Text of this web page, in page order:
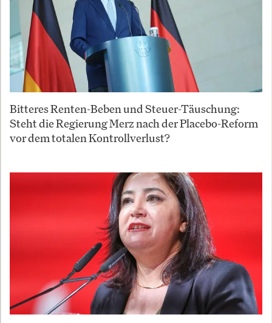
Bitteres Renten-Beben und Steuer-Täuschung:
Steht die Regierung Merz nach der Placebo-Reform
vor dem totalen Kontrollverlust?